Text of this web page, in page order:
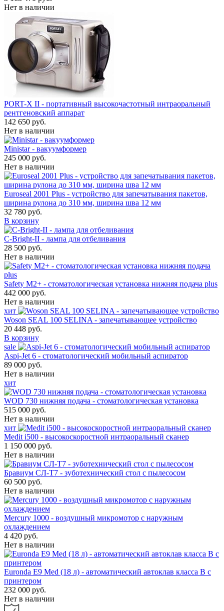
Нет в наличии
PORT-X II - портативный высокочастотный интраоральный
рентгеновский аппарат
142 650 руб.
Нет в наличии
Ministar - вакуумформер
245 000 руб.
Нет в наличии
Euroseal 2001 Plus - устройство для запечатывания пакетов,
ширина рулона до 310 мм, ширина шва 12 мм
32 780 руб.
В корзину
С-Bright-II - лампа для отбеливания
28 500 руб.
Нет в наличии
Safety M2+ - стоматологическая установка нижняя подача plus
442 000 руб.
Нет в наличии
хит
Woson SEAL 100 SELINA - запечатывающее устройство
20 448 руб.
В корзину
sale
Aspi-Jet 6 - стоматологический мобильный аспиратор
89 000 руб.
Нет в наличии
хит
WOD 730 нижняя подача - стоматологическая установка
515 000 руб.
Нет в наличии
хит
Medit i500 - высокоскоростной интраоральный сканер
1 150 000 руб.
Нет в наличии
Бравиум СЛ-Т7 - зуботехнический стол с пылесосом
60 500 руб.
Нет в наличии
Mercury 1000 - воздушный микромотор с наружным
охлаждением
4 420 руб.
Нет в наличии
Euronda E9 Med (18 л) - автоматический автоклав класса B с
принтером
232 000 руб.
Нет в наличии